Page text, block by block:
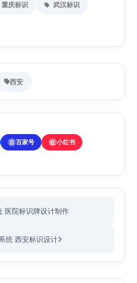
重庆标识 武汉标识
西安
百 百家号 红 小红书
医院标识牌设计制作
统 西安标识设计